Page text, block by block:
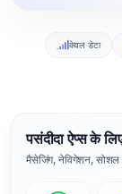
केवल डेटा
पसंदीदा ऐप्स के
मैसेजिंग, नेविगेशन, सोशल